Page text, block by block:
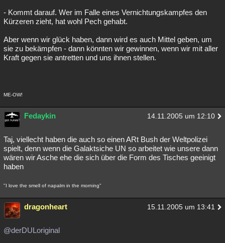
- Kommt darauf. Wer im Falle eines Vernichtungskampfes den
Kürzeren zieht, hat wohl Pech gehabt.
Aber wenn wir glück haben, dann wird es auch Mittel geben, um
sie zu bekämpfen - dann könnten wir gewinnen, wenn wir mit aller
Kraft gegen sie antretten und uns ihnen stellen.
ME-OW!
Fedaykin 14.11.2005 um 12:10
Taj, viellecht haben die auch so einen ARt Bush der Weltpolizei
spielt, denn wenn die Galaktsiche UN so arbeitet wie unsere dann
wären wir Asche ehe die sich über die Form des Tisches geeinigt
haben
"I love the smell of napalm in the morning"
dragonheart 15.11.2005 um 13:41
@derDULoriginal